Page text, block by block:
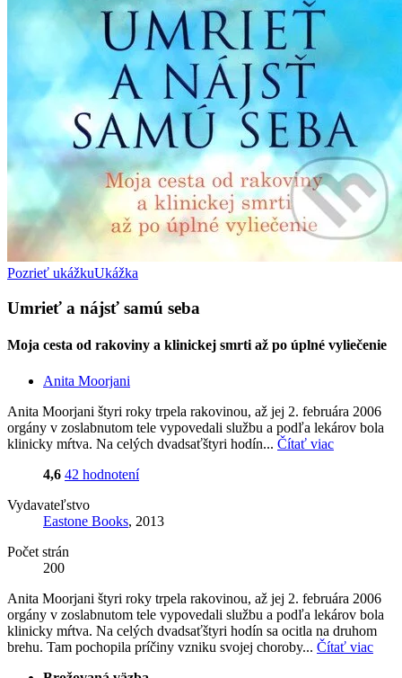
Pozrieť ukážkuUkážka
Umrieť a nájsť samú seba
Moja cesta od rakoviny a klinickej smrti až po úplné vyliečenie
Anita Moorjani
Anita Moorjani štyri roky trpela rakovinou, až jej 2. februára 2006
orgány v zoslabnutom tele vypovedali službu a podľa lekárov bola
klinicky mŕtva. Na celých dvadsaťštyri hodín... Čítať viac
4,6 42 hodnotení
Vydavateľstvo
Eastone Books, 2013
Počet strán
200
Anita Moorjani štyri roky trpela rakovinou, až jej 2. februára 2006
orgány v zoslabnutom tele vypovedali službu a podľa lekárov bola
klinicky mŕtva. Na celých dvadsaťštyri hodín sa ocitla na druhom
brehu. Tam pochopila príčiny vzniku svojej choroby... Čítať viac